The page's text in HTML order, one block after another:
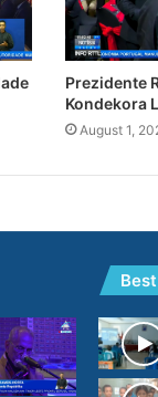
Prezidente
Kondekora
August 1,